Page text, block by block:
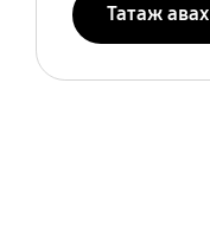
Татаж авах